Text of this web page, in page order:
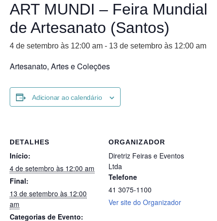
ART MUNDI – Feira Mundial
de Artesanato (Santos)
4 de setembro às 12:00 am - 13 de setembro às 12:00 am
Artesanato, Artes e Coleções
Adicionar ao calendário
DETALHES
Início:
4 de setembro às 12:00 am
Final:
13 de setembro às 12:00
am
Categorias de Evento:
ORGANIZADOR
Diretriz Feiras e Eventos
Ltda
Telefone
41 3075-1100
Ver site do Organizador